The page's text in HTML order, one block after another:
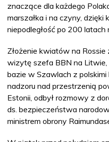
znaczące dla każdego
marszałka i na czyny, dzięki
niepodległość po 200 latach
Złożenie kwiatów na
wizytę szefa BBN na Litwie,
bazie w Szawlach z polskimi
nadzoru nad przestrzenią
Estonii, odbył rozmowy z
ds. bezpieczeństwa
ministrem obrony